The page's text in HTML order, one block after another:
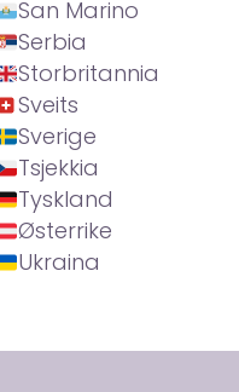
San Marino
Serbia
Storbritannia
Sveits
Sverige
Tsjekkia
Tyskland
Østerrike
Ukraina